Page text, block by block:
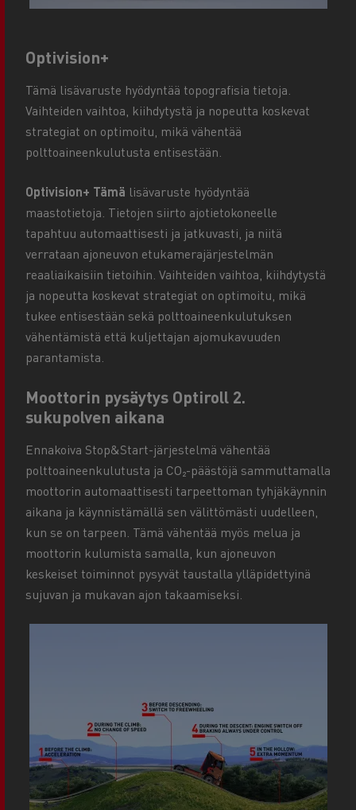
Optivision+
Tämä lisävaruste hyödyntää topografisia tietoja.
Vaihteiden vaihtoa, kiihdytystä ja nopeutta koskevat
strategiat on optimoitu, mikä vähentää
polttoaineenkulutusta entisestään.
Optivision+ Tämä lisävaruste hyödyntää
maastotietoja. Tietojen siirto ajotietokoneelle
tapahtuu automaattisesti ja jatkuvasti, ja niitä
verrataan ajoneuvon etukamerajärjestelmän
reaaliaikaisiin tietoihin. Vaihteiden vaihtoa, kiihdytystä
ja nopeutta koskevat strategiat on optimoitu, mikä
tukee entisestään sekä polttoaineenkulutuksen
vähentämistä että kuljettajan ajomukavuuden
parantamista.
Moottorin pysäytys Optiroll 2.
sukupolven aikana
Ennakoiva Stop&Start-järjestelmä vähentää
polttoaineenkulutusta ja CO₂-päästöjä sammuttamalla
moottorin automaattisesti tarpeettoman tyhjäkäynnin
aikana ja käynnistämällä sen välittömästi uudelleen,
kun se on tarpeen. Tämä vähentää myös melua ja
moottorin kulumista samalla, kun ajoneuvon
keskeiset toiminnot pysyvät taustalla ylläpidettyinä
sujuvan ja mukavan ajon takaamiseksi.